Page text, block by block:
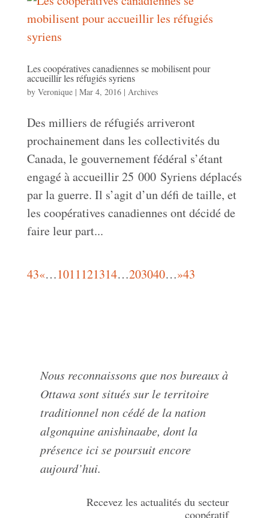
Les coopératives canadiennes se mobilisent pour
accueillir les réfugiés syriens
by Veronique| Mar 4, 2016| Archives
Des milliers de réfugiés arriveront
prochainement dans les collectivités du
Canada, le gouvernement fédéral s’étant
engagé à accueillir 25 000 Syriens déplacés
par la guerre. Il s’agit d’un défi de taille, et
les coopératives canadiennes ont décidé de
faire leur part...
43«…1011121314…203040…»43
Nous reconnaissons que nos bureaux à
Ottawa sont situés sur le territoire
traditionnel non cédé de la nation
algonquine anishinaabe, dont la
présence ici se poursuit encore
aujourd’hui.
Recevez les actualités du secteur
coopératif